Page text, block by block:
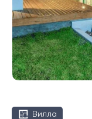
Вилла